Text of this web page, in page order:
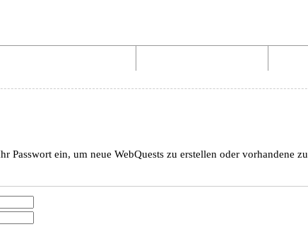
Passwort ein, um neue WebQuests zu erstellen oder vorhandene zu